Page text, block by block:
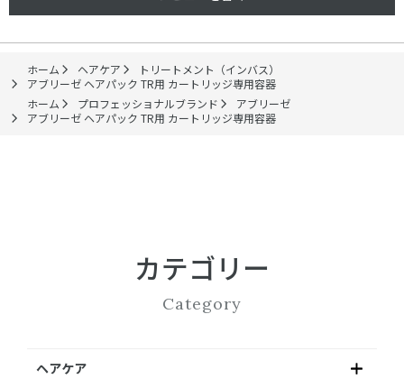
ホーム ヘアケア
トリートメント（インバス）
アブリーゼ ヘアパック TR用 カートリッジ専用容器
ホーム
プロフェッショナルブランド
アブリーゼ
アブリーゼ ヘアパック TR用 カートリッジ専用容器
カテゴリー
Category
ヘアケア